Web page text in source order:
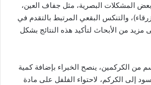
المشكلات البصرية، مثل جفاف العين،
والتنكس البقعي المرتبط بالتقدم في
مزيد من الأبحاث لتأكيد هذه النتائج بشكل
من الكركمين، ينصح الخبراء بإضافة كمية
إلى الكركم، لاحتواء الفلفل على مادة